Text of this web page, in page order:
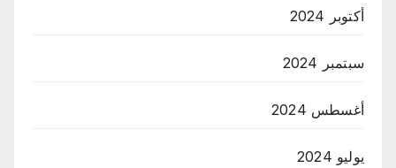
أكتوبر 2024
سبتمبر 2024
أغسطس 2024
يوليو 2024